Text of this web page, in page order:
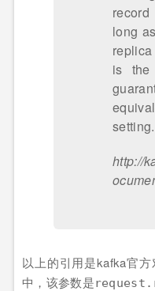
long
is the
setting.
http://
以上的引用是kafka官方
中，该参数是